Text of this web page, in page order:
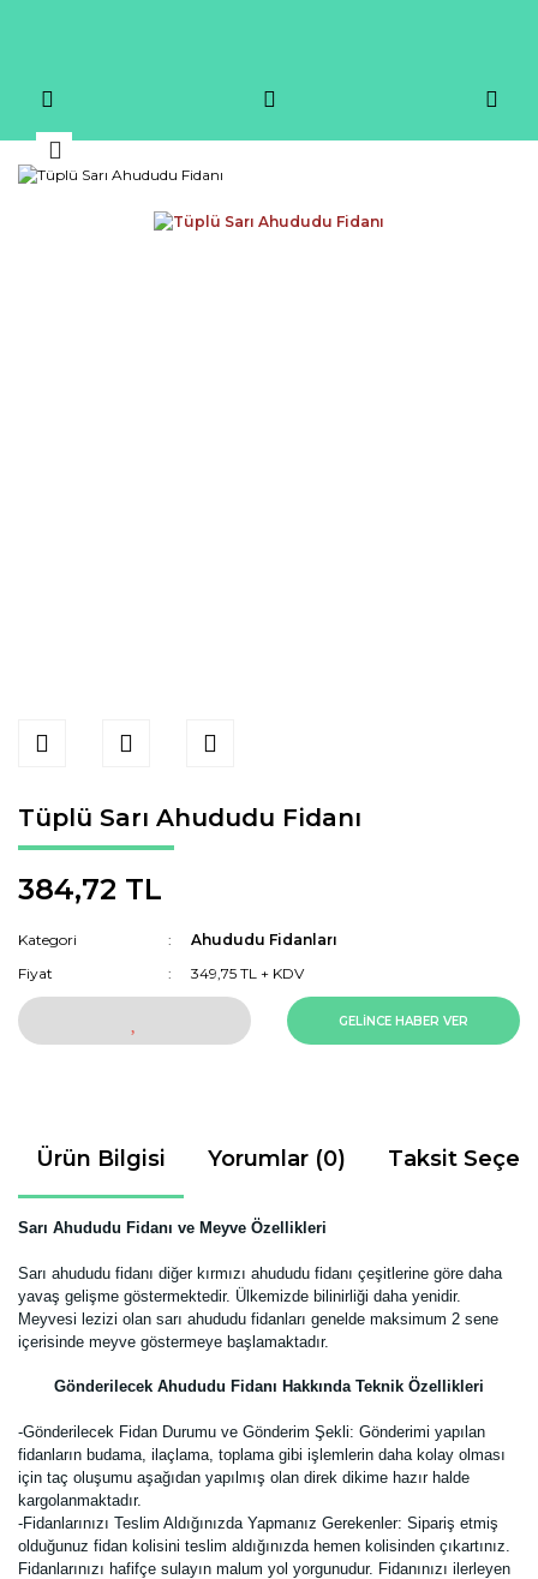
Tüplü Sarı Ahududu Fidanı
384,72 TL
Kategori
Ahududu Fidanları
Fiyat
349,75 TL + KDV
GELİNCE HABER VER
Ürün Bilgisi Yorumlar (0) Taksit
Sarı Ahududu Fidanı ve Meyve Özellikleri
Sarı ahududu fidanı diğer kırmızı ahududu fidanı çeşitlerine göre daha
yavaş gelişme göstermektedir. Ülkemizde bilinirliği daha yenidir.
Meyvesi lezizi olan sarı ahududu fidanları genelde maksimum 2 sene
içerisinde meyve göstermeye başlamaktadır.
Gönderilecek Ahududu Fidanı Hakkında Teknik Özellikleri
-Gönderilecek Fidan Durumu ve Gönderim Şekli: Gönderimi yapılan
fidanların budama, ilaçlama, toplama gibi işlemlerin daha kolay olması
için taç oluşumu aşağıdan yapılmış olan direk dikime hazır halde
kargolanmaktadır.
-Fidanlarınızı Teslim Aldığınızda Yapmanız Gerekenler: Sipariş etmiş
olduğunuz fidan kolisini teslim aldığınızda hemen kolisinden çıkartınız.
Fidanlarınızı hafifçe sulayın malum yol yorgunudur. Fidanınızı ilerleyen